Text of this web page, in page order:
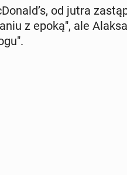
od jutra
z epoką", ale